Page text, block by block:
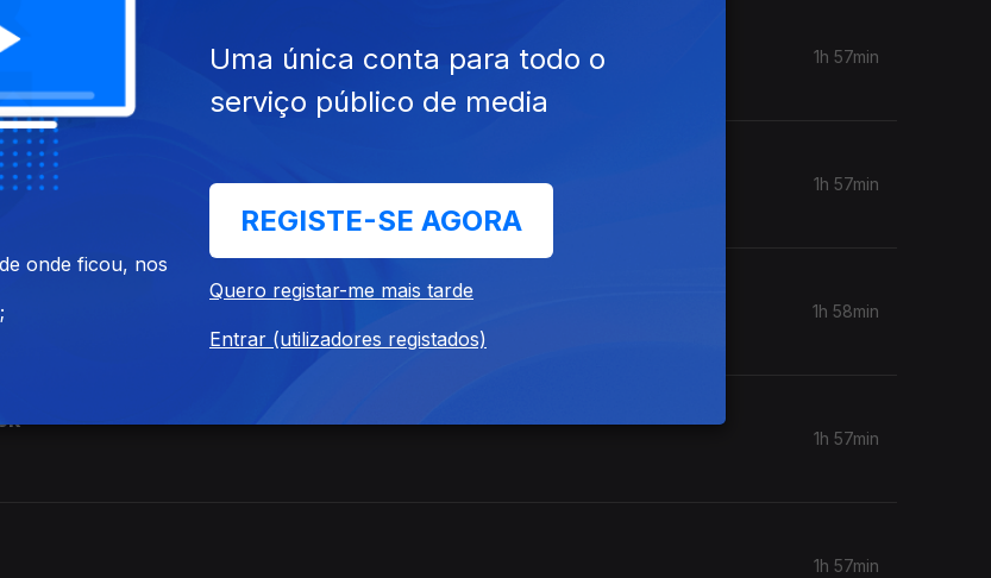
do 21.º Super Bock Super Rock
1h 57min
nos festivais de Verão
1h 57min
Bandas Antena 3
1h 58min
1h 57min
1h 57min
onde ficou, nos
Uma única conta para todo o
serviço público de media
REGISTE-SE AGORA
Quero registar-me mais tarde
Entrar (utilizadores registados)